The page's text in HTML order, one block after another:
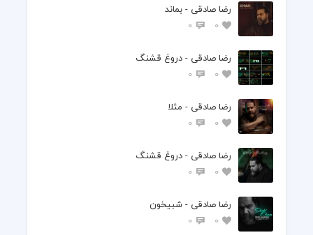
رضا صادقی - بماند
0
0
رضا صادقی - دروغ قشنگ
0
0
رضا صادقی - مثلا
0
0
رضا صادقی - دروغ قشنگ
0
0
رضا صادقی - شبیخون
0
0